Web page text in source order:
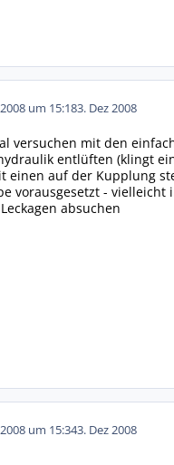
um 15:183. Dez 2008
versuchen mit den
entlüften (klingt
einen auf der Kupplung
vorausgesetzt -
absuchen
um 15:343. Dez 2008